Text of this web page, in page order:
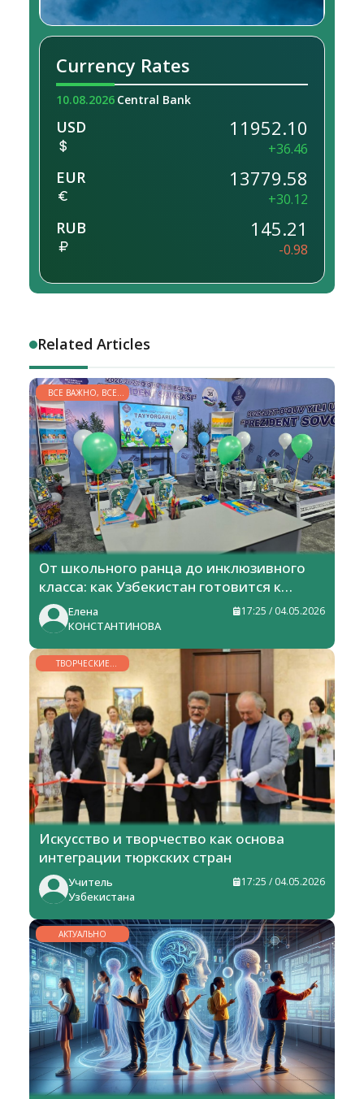
Currency Rates
10.08.2026 Central Bank
USD 11952.10
+36.46
EUR 13779.58
+30.12
RUB 145.21
-0.98
Related Articles
ВСЕ ВАЖНО, ВСЕ
НУЖНО
От школьного ранца до инклюзивного
класса: как Узбекистан готовится к
новому учебному году
Елена
КОНСТАНТИНОВА
17:25 / 04.05.2026
ТВОРЧЕСКИЕ
ГОРИЗОНТЫ
Искусство и творчество как основа
интеграции тюркских стран
Учитель
Узбекистана
17:25 / 04.05.2026
АКТУАЛЬНО